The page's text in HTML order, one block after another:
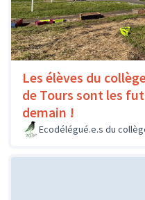
Les élèves du
de Tours sont les
demain !
Ecodélégué.e.s du